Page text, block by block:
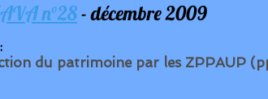
n°28- décembre 2009
du patrimoine par les ZPPAUP